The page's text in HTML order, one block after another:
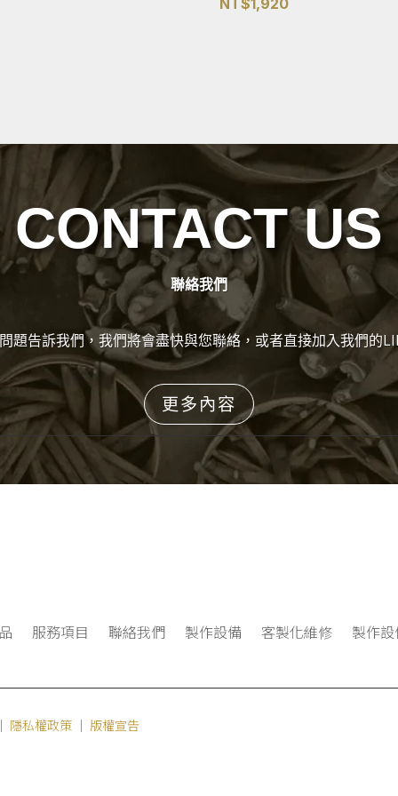
NT$1,920
CONTACT US
聯絡我們
題告訴我們，我們將會盡快與您聯絡，或者直接加入我們的
更多內容
服務項目 聯絡我們 製作設備 客製化維修 製作
隱私權政策 ｜ 版權宣告